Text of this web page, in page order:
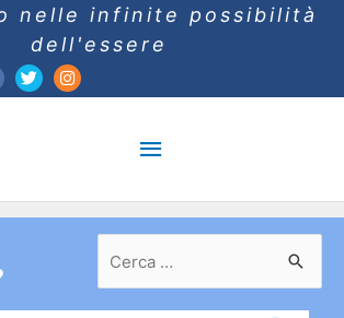
nelle infinite possibilità
dell'essere
Menu
principale
per: